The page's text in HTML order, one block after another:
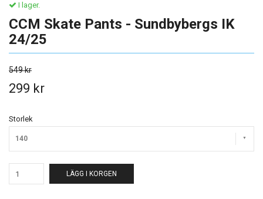
I lager.
CCM Skate Pants - Sundbybergs IK
24/25
549 kr
299 kr
Storlek
140
LÄGG I KORGEN